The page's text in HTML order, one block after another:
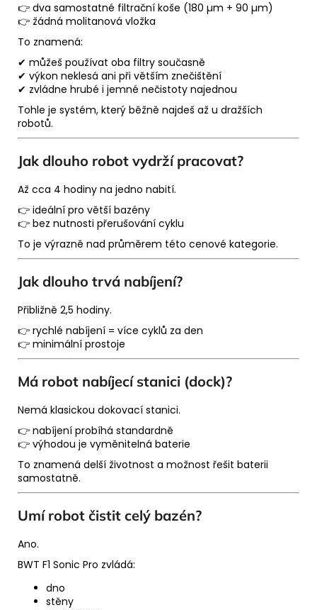
👉 dva samostatné filtrační koše (180 µm + 90 µm)
👉 žádná molitanová vložka
To znamená:
✔ můžeš používat oba filtry současně
✔ výkon neklesá ani při větším znečištění
✔ zvládne hrubé i jemné nečistoty najednou
Tohle je systém, který běžně najdeš až u dražších
robotů.
Jak dlouho robot vydrží pracovat?
Až cca 4 hodiny na jedno nabití.
👉 ideální pro větší bazény
👉 bez nutnosti přerušování cyklu
To je výrazně nad průměrem této cenové kategorie.
Jak dlouho trvá nabíjení?
Přibližně 2,5 hodiny.
👉 rychlé nabíjení = více cyklů za den
👉 minimální prostoje
Má robot nabíjecí stanici (dock)?
Nemá klasickou dokovací stanici.
👉 nabíjení probíhá standardně
👉 výhodou je vyměnitelná baterie
To znamená delší životnost a možnost řešit baterii
samostatně.
Umí robot čistit celý bazén?
Ano.
BWT F1 Sonic Pro zvládá:
dno
stěny